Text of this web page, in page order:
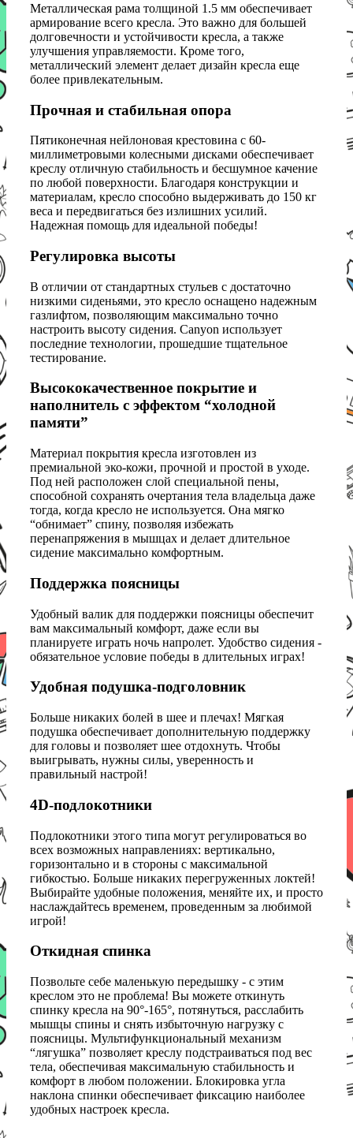
Металлическая рама толщиной 1.5 мм обеспечивает
армирование всего кресла. Это важно для большей
долговечности и устойчивости кресла, а также
улучшения управляемости. Кроме того,
металлический элемент делает дизайн кресла еще
более привлекательным.
Прочная и стабильная опора
Пятиконечная нейлоновая крестовина с 60-
миллиметровыми колесными дисками обеспечивает
креслу отличную стабильность и бесшумное качение
по любой поверхности. Благодаря конструкции и
материалам, кресло способно выдерживать до 150 кг
веса и передвигаться без излишних усилий.
Надежная помощь для идеальной победы!
Регулировка высоты
В отличии от стандартных стульев с достаточно
низкими сиденьями, это кресло оснащено надежным
газлифтом, позволяющим максимально точно
настроить высоту сидения. Canyon использует
последние технологии, прошедшие тщательное
тестирование.
Высококачественное покрытие и
наполнитель с эффектом “холодной
памяти”
Материал покрытия кресла изготовлен из
премиальной эко-кожи, прочной и простой в уходе.
Под ней расположен слой специальной пены,
способной сохранять очертания тела владельца даже
тогда, когда кресло не используется. Она мягко
“обнимает” спину, позволяя избежать
перенапряжения в мышцах и делает длительное
сидение максимально комфортным.
Поддержка поясницы
Удобный валик для поддержки поясницы обеспечит
вам максимальный комфорт, даже если вы
планируете играть ночь напролет. Удобство сидения -
обязательное условие победы в длительных играх!
Удобная подушка-подголовник
Больше никаких болей в шее и плечах! Мягкая
подушка обеспечивает дополнительную поддержку
для головы и позволяет шее отдохнуть. Чтобы
выигрывать, нужны силы, уверенность и
правильный настрой!
4D-подлокотники
Подлокотники этого типа могут регулироваться во
всех возможных направлениях: вертикально,
горизонтально и в стороны с максимальной
гибкостью. Больше никаких перегруженных локтей!
Выбирайте удобные положения, меняйте их, и просто
наслаждайтесь временем, проведенным за любимой
игрой!
Откидная спинка
Позвольте себе маленькую передышку - с этим
креслом это не проблема! Вы можете откинуть
спинку кресла на 90°-165°, потянуться, расслабить
мышцы спины и снять избыточную нагрузку с
поясницы. Мультифункциональный механизм
“лягушка” позволяет креслу подстраиваться под вес
тела, обеспечивая максимальную стабильность и
комфорт в любом положении. Блокировка угла
наклона спинки обеспечивает фиксацию наиболее
удобных настроек кресла.